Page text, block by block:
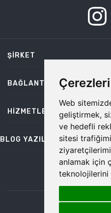
Web
geliştirmek,
ve hedefli
sitesi
anlamak için
teknolojilerini
ŞIRKET
BAĞLANTILAR
HIZMETLER
BLOG YAZILARI
©2026 Temiz,